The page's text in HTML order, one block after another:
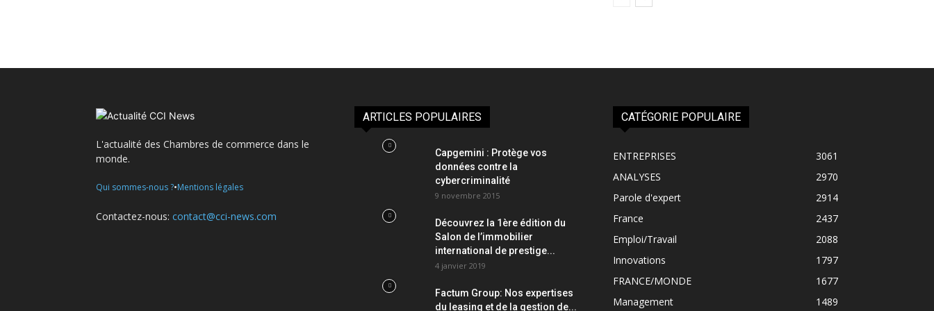
L'actualité des Chambres de commerce dans le
monde.
Qui sommes-nous ?•Mentions légales
Contactez-nous: contact@cci-news.com
ARTICLES POPULAIRES
Capgemini : Protège vos
données contre la
cybercriminalité
9 novembre 2015
Découvrez la 1ère édition du
Salon de l’immobilier
international de prestige...
4 janvier 2019
Factum Group: Nos expertises
du leasing et de la gestion de...
CATÉGORIE POPULAIRE
ENTREPRISES
3061
ANALYSES
2970
Parole d'expert
2914
France
2437
Emploi/Travail
2088
Innovations
1797
FRANCE/MONDE
1677
Management
1489